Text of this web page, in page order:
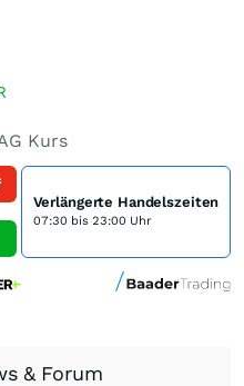
Kurs
Verlängerte Handelszeiten
07:30 bis 23:00 Uhr
& Forum